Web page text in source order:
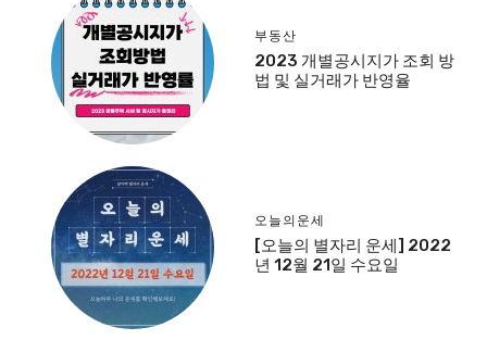
부동산
2023 개별공시지가 조회 방
법 및 실거래가 반영율
오늘의운세
[오늘의 별자리 운세] 2022
년 12월 21일 수요일